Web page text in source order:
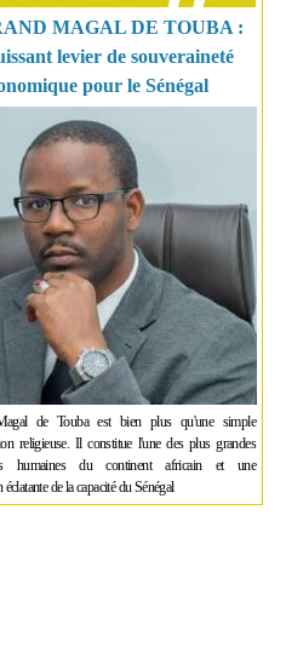
MAGAL DE TOUBA :
levier de souveraineté
pour le Sénégal
de Touba est bien plus qu'une simple
religieuse. Il constitue l'une des plus grandes
humaines du continent africain et une
de la capacité du Sénégal